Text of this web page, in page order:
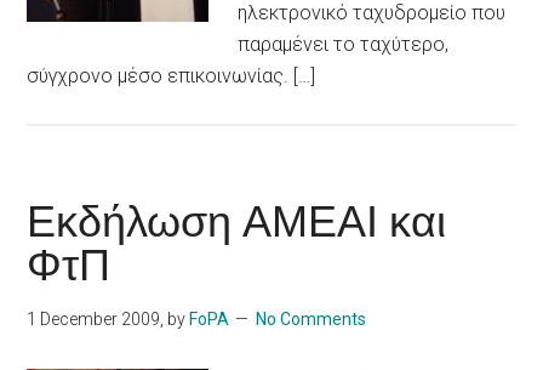
ηλεκτρονικό ταχυδρομείο που
παραμένει το ταχύτερο,
σύγχρονο μέσο επικοινωνίας. […]
Εκδήλωση ΑΜΕΑΙ και
ΦτΠ
1 December 2009, by FoPA No Comments